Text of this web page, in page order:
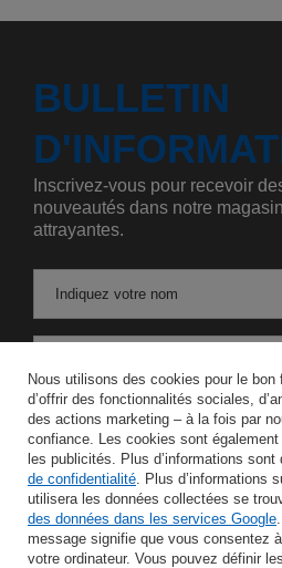
BULLETIN
Inscrivez-vous pour recevoir
nouveautés dans notre
attrayantes.
Indiquez votre nom
J'accepte le traitement de mes données personnelles aux fins et
Nous utilisons des cookies pour le
d’offrir des fonctionnalités sociales,
des actions marketing – à la fois par
confiance. Les cookies sont
les publicités. Plus d’informations
de confidentialité. Plus d’informations
utilisera les données collectées se
des données dans les services Google
message signifie que vous consentez
votre ordinateur. Vous pouvez définir